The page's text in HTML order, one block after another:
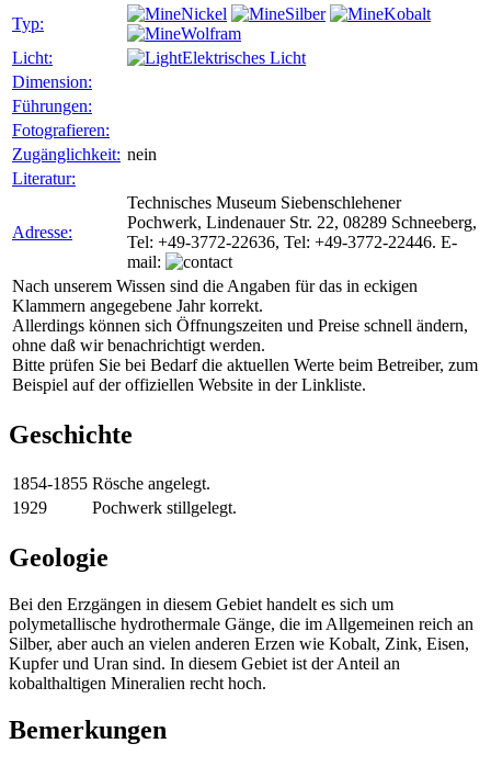
Typ:
Nickel Silber
Kobalt
Wolfram
Licht:
Elektrisches Licht
Dimension:
Führungen:
Fotografieren:
Zugänglichkeit: nein
Literatur:
Adresse:
Technisches Museum Siebenschlehener
Pochwerk, Lindenauer Str. 22, 08289 Schneeberg,
Tel: +49-3772-22636, Tel: +49-3772-22446. E-
mail:
Nach unserem Wissen sind die Angaben für das in eckigen
Klammern angegebene Jahr korrekt.
Allerdings können sich Öffnungszeiten und Preise schnell ändern,
ohne daß wir benachrichtigt werden.
Bitte prüfen Sie bei Bedarf die aktuellen Werte beim Betreiber, zum
Beispiel auf der offiziellen Website in der Linkliste.
Geschichte
1854-1855 Rösche angelegt.
1929
Pochwerk stillgelegt.
Geologie
Bei den Erzgängen in diesem Gebiet handelt es sich um
polymetallische hydrothermale Gänge, die im Allgemeinen reich an
Silber, aber auch an vielen anderen Erzen wie Kobalt, Zink, Eisen,
Kupfer und Uran sind. In diesem Gebiet ist der Anteil an
kobalthaltigen Mineralien recht hoch.
Bemerkungen